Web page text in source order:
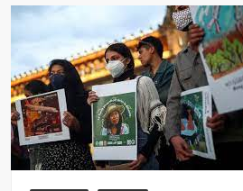
a
Alemania